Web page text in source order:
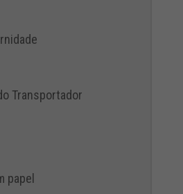
Transportador
papel